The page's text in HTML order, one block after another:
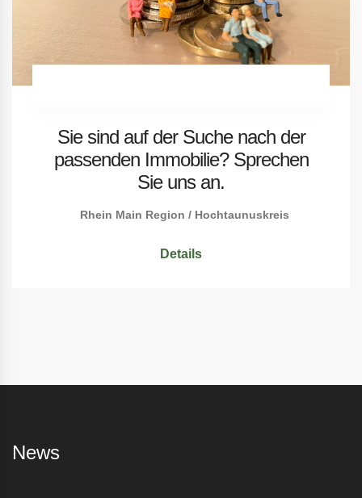
Sie sind auf der Suche nach der
passenden Immobilie? Sprechen
Sie uns an.
Rhein Main Region / Hochtaunuskreis
Details
News